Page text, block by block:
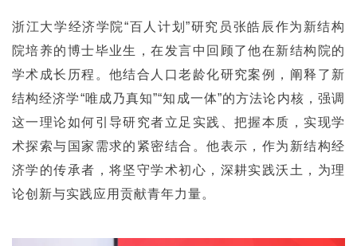
浙江大学经济学院“百人计划”研究员张皓辰作为新结构
院培养的博士毕业生，在发言中回顾了他在新结构院的
学术成长历程。他结合人口老龄化研究案例，阐释了新
结构经济学“唯成乃真知”“知成一体”的方法论内核，强调
这一理论如何引导研究者立足实践、把握本质，实现学
术探索与国家需求的紧密结合。他表示，作为新结构经
济学的传承者，将坚守学术初心，深耕实践沃土，为理
论创新与实践应用贡献青年力量。